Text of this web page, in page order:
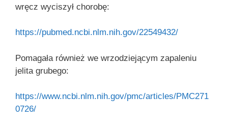
wręcz wyciszył chorobę:
https://pubmed.ncbi.nlm.nih.gov/22549432/
Pomagała również we wrzodziejącym zapaleniu
jelita grubego:
https://www.ncbi.nlm.nih.gov/pmc/articles/PMC271
0726/